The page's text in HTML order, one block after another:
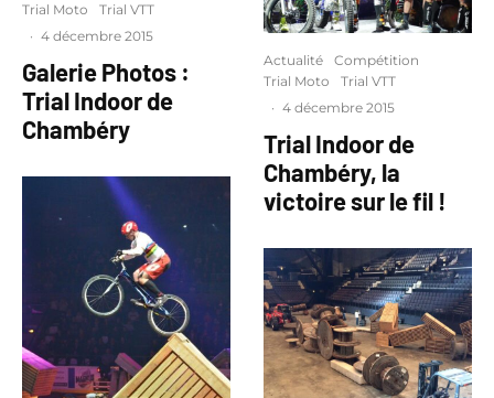
Trial Moto
Trial VTT
· 4 décembre 2015
Galerie Photos :
Trial Indoor de
Chambéry
Actualité
Compétition
Trial Moto
Trial VTT
· 4 décembre 2015
Trial Indoor de
Chambéry, la
victoire sur le fil !